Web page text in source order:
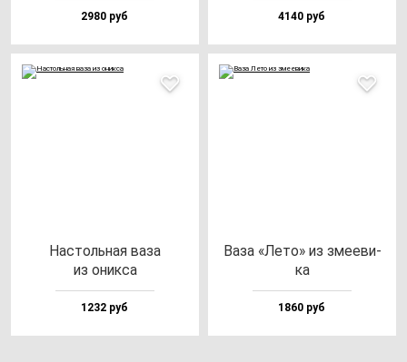
2980 руб 4140 руб
Нас­толь­ная ва­за
из оник­са
1232 руб
Ваза «Лето» из зме­еви­
ка
1860 руб